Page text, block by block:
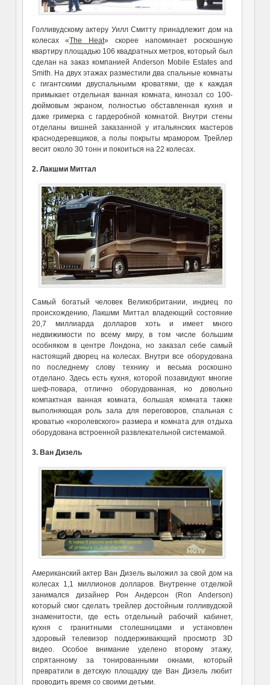
Голливудскому актеру Уилл Смитту принадлежит дом на
колесах «The Heat» скорее напоминает роскошную
квартиру площадью 106 квадратных метров, который был
сделан на заказ компанией Anderson Mobile Estates and
Smith. На двух этажах разместили два спальные комнаты
с гигантскими двуспальными кроватями, где к каждая
примыкает отдельная ванная комната, кинозал со 100-
дюймовым экраном, полностью обставленная кухня и
даже гримерка с гардеробной комнатой. Внутри стены
отделаны вишней заказанной у итальянских мастеров
краснодеревщиков, а полы покрыты мрамором. Трейлер
весит около 30 тонн и покоиться на 22 колесах.
2. Лакшми Миттал
Самый богатый человек Великобритании, индиец по
происхождению, Лакшми Миттал владеющий состояние
20,7 миллиарда долларов хоть и имеет много
недвижимости по всему миру, в том числе большим
особняком в центре Лондона, но заказал себе самый
настоящий дворец на колесах. Внутри все оборудована
по последнему слову технику и весьма роскошно
отделано. Здесь есть кухня, которой позавидуют многие
шеф-повара, отлично оборудованная, но довольно
компактная ванная комната, большая комната также
выполняющая роль зала для переговоров, спальная с
кроватью «королевского» размера и комната для отдыха
оборудована встроенной развлекательной системамой.
3. Ван Дизель
Американский актер Ван Дизель выложил за свой дом на
колесах 1,1 миллионов долларов. Внутренне отделкой
занимался дизайнер Рон Андерсон (Ron Anderson)
который смог сделать трейлер достойным голливудской
знаменитости, где есть отдельный рабочий кабинет,
кухня с гранитными столешницами и установлен
здоровый телевизор поддерживающий просмотр 3D
видео. Особое внимание уделено второму этажу,
спрятанному за тонированными окнами, который
превратили в детскую площадку где Ван Дизель любит
проводить время со своими детьми.